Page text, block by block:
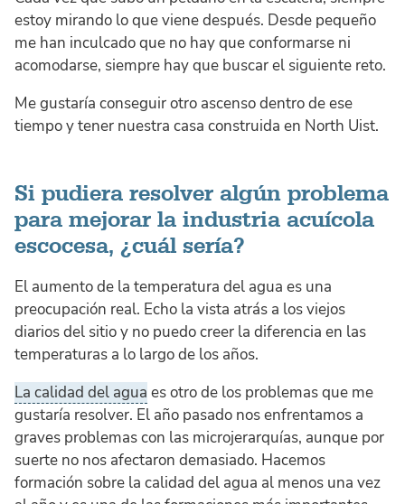
estoy mirando lo que viene después. Desde pequeño
me han inculcado que no hay que conformarse ni
acomodarse, siempre hay que buscar el siguiente reto.
Me gustaría conseguir otro ascenso dentro de ese
tiempo y tener nuestra casa construida en North Uist.
Si pudiera resolver algún problema
para mejorar la industria acuícola
escocesa, ¿cuál sería?
El aumento de la temperatura del agua es una
preocupación real. Echo la vista atrás a los viejos
diarios del sitio y no puedo creer la diferencia en las
temperaturas a lo largo de los años.
La calidad del agua es otro de los problemas que me
gustaría resolver. El año pasado nos enfrentamos a
graves problemas con las microjerarquías, aunque por
suerte no nos afectaron demasiado. Hacemos
formación sobre la calidad del agua al menos una vez